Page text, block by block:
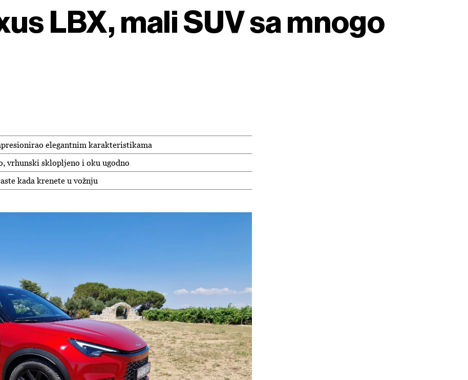
LBX, mali SUV sa mnogo
elegantnim karakteristikama
vrhunski sklopljeno i oku ugodno
kada krenete u vožnju